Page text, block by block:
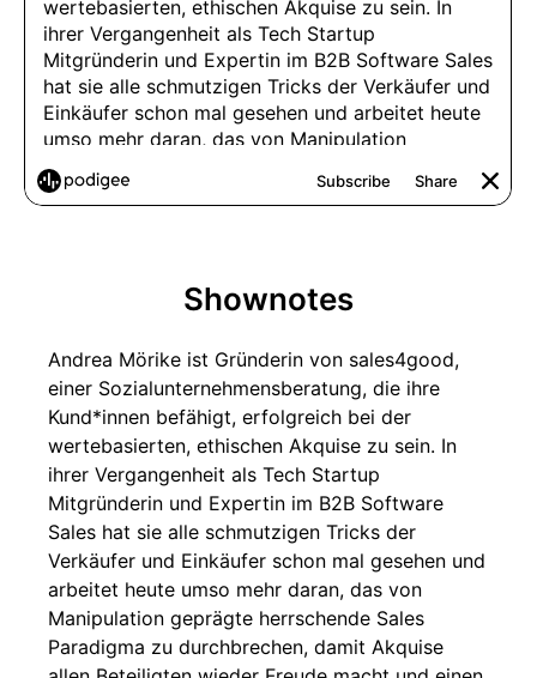
Shownotes
Andrea Mörike ist Gründerin von sales4good,
einer Sozialunternehmensberatung, die ihre
Kund*innen befähigt, erfolgreich bei der
wertebasierten, ethischen Akquise zu sein. In
ihrer Vergangenheit als Tech Startup
Mitgründerin und Expertin im B2B Software
Sales hat sie alle schmutzigen Tricks der
Verkäufer und Einkäufer schon mal gesehen und
arbeitet heute umso mehr daran, das von
Manipulation geprägte herrschende Sales
Paradigma zu durchbrechen, damit Akquise